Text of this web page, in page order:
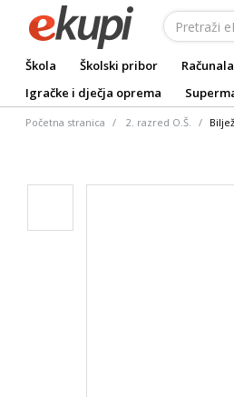
Škola Školski pribor Računala
Igračke i dječja oprema
Početna stranica 2. razred O.Š.